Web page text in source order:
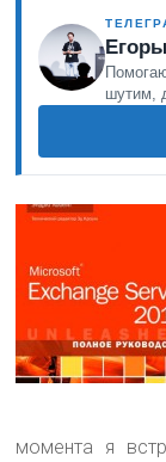
шутим,
момента я